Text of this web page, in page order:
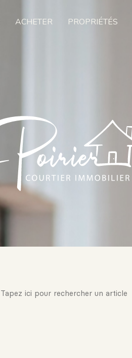
ACHETER PROPRIÉTÉS